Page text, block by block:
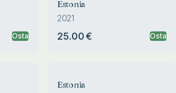
Osta
Estonia
2021
25.00 € Osta
Estonia